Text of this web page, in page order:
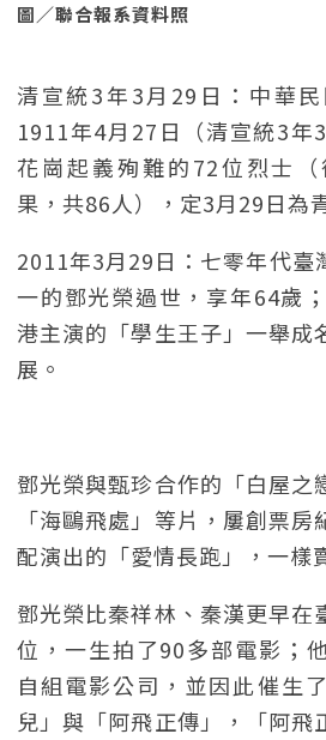
圖／聯合報系資料照
清宣統3年3月29日：中華
1911年4月27日（清宣統3年
花崗起義殉難的72位烈士
果，共86人），定3月29日為
2011年3月29日：七零年代臺
一的鄧光榮過世，享年64歲
港主演的「學生王子」一舉成
展。
鄧光榮與甄珍合作的「白屋之
「海鷗飛處」等片，屢創票
配演出的「愛情長跑」，一樣
鄧光榮比秦祥林、秦漢更早在
位，一生拍了90多部電影；
自組電影公司，並因此催生
兒」與「阿飛正傳」，「阿飛